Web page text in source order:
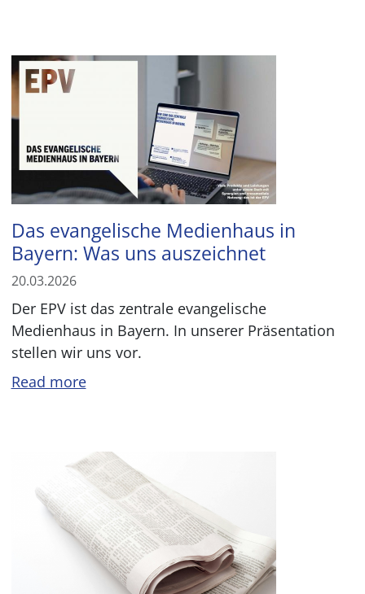
Image
Das evangelische Medienhaus in
Bayern: Was uns auszeichnet
20.03.2026
Der EPV ist das zentrale evangelische
Medienhaus in Bayern. In unserer Präsentation
stellen wir uns vor.
Read more